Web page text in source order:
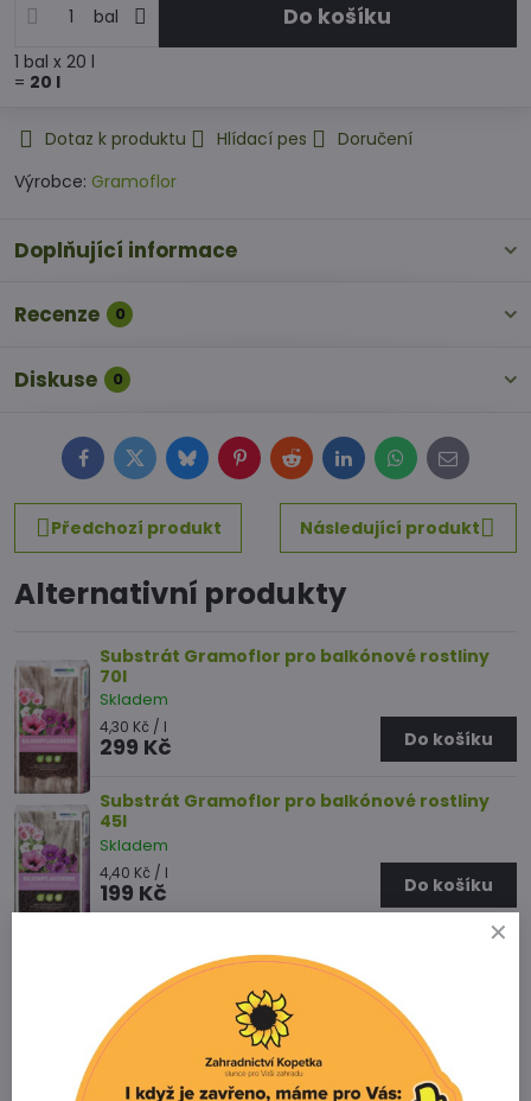
bal Do košíku
1 bal x 20 l
= 20 l
Dotaz k produktu Hlídací pes
Doručení
Výrobce: Gramoflor
Doplňující informace
Recenze 0
Diskuse 0
FacebookTwitterBlueskyPinterestRedditLinkedInWhatsApp
E-
mail
Předchozí produkt
Následující produkt
Alternativní produkty
Substrát Gramoflor pro balkónové rostliny
70l
Skladem
299 Kč
4,30 Kč / l
Do košíku
Substrát Gramoflor pro balkónové rostliny
45l
Skladem
199 Kč
4,40 Kč / l
Do košíku
Potřebujete poradit s výběrem
Zahradnictví Kopetka
Vedrovice 315
671 75 Loděnice u Moravského Krumlova